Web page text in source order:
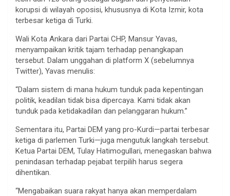
korupsi di wilayah oposisi, khususnya di Kota Izmir, kota
terbesar ketiga di Turki.
Wali Kota Ankara dari Partai CHP, Mansur Yavas,
menyampaikan kritik tajam terhadap penangkapan
tersebut. Dalam unggahan di platform X (sebelumnya
Twitter), Yavas menulis:
“Dalam sistem di mana hukum tunduk pada kepentingan
politik, keadilan tidak bisa dipercaya. Kami tidak akan
tunduk pada ketidakadilan dan pelanggaran hukum.”
Sementara itu, Partai DEM yang pro-Kurdi—partai terbesar
ketiga di parlemen Turki—juga mengutuk langkah tersebut.
Ketua Partai DEM, Tulay Hatimogullari, menegaskan bahwa
penindasan terhadap pejabat terpilih harus segera
dihentikan.
“Mengabaikan suara rakyat hanya akan memperdalam